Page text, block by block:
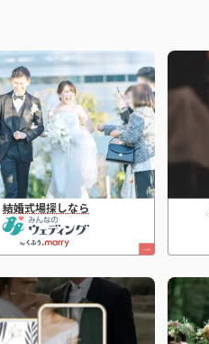
結婚式場探しなら